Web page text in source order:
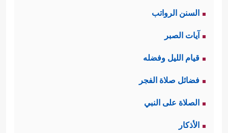
السنن الرواتب
آيات الصبر
قيام الليل وفضله
فضائل صلاة الفجر
الصلاة على النبي
الأذكار